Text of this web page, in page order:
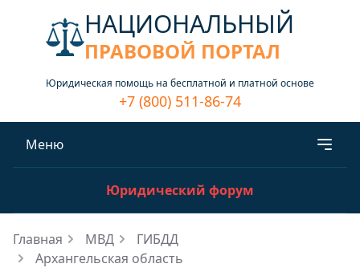
НАЦИОНАЛЬНЫЙ
ПРАВОВОЙ ПОРТАЛ
Юридическая помощь на бесплатной и платной основе
+7 (800) 511-86-74
Меню
Юридический форум
Главная МВД
ГИБДД
Архангельская область